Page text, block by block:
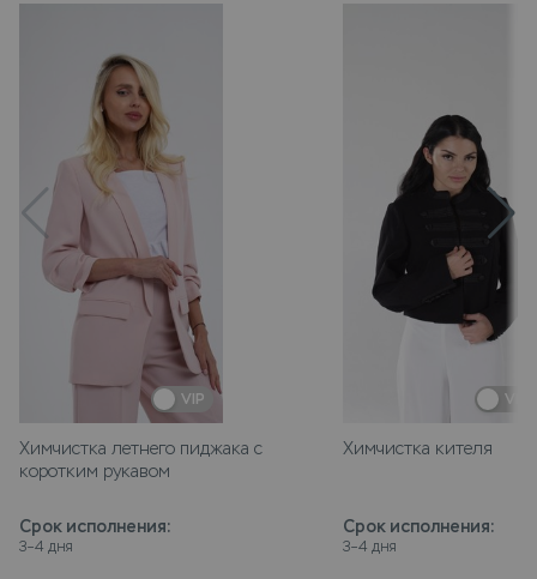
VIP
Химчистка летнего пиджака с
коротким рукавом
Срок исполнения:
3–4 дня
VIP
Химчистка кителя
Срок исполнения:
3–4 дня